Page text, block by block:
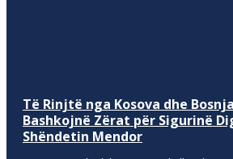
Të Rinjtë nga Kosova dhe
Bashkojnë Zërat për Sigurinë
Shëndetin Mendor